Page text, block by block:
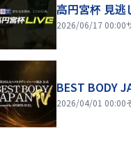
高円宮杯 見逃
2026/06/17 00:00
BEST BODY
2026/04/01 00:00